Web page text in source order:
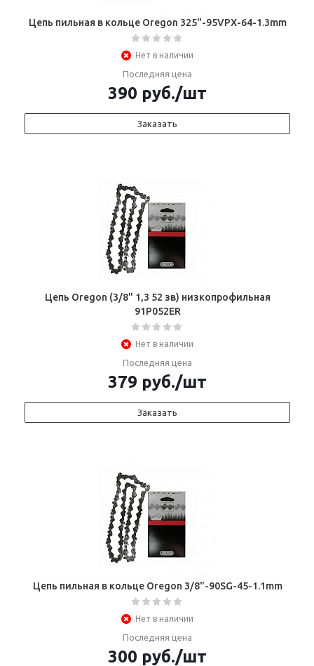
Цепь пильная в кольце Oregon 325"-95VPX-64-1.3mm
Нет в наличии
Последняя цена
390 руб./шт
Заказать
Цепь Oregon (3/8" 1,3 52 зв) низкопрофильная
91P052ER
Нет в наличии
Последняя цена
379 руб./шт
Заказать
Цепь пильная в кольце Oregon 3/8"-90SG-45-1.1mm
Нет в наличии
Последняя цена
300 руб./шт